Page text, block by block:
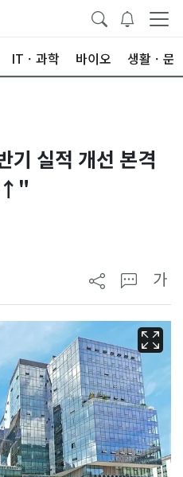
ITㆍ과학 바이오 생활ㆍ문
기 실적 개선 본격
가